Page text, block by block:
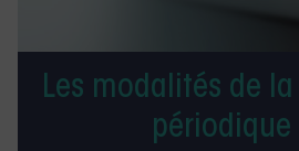
Les modalités de
périodique